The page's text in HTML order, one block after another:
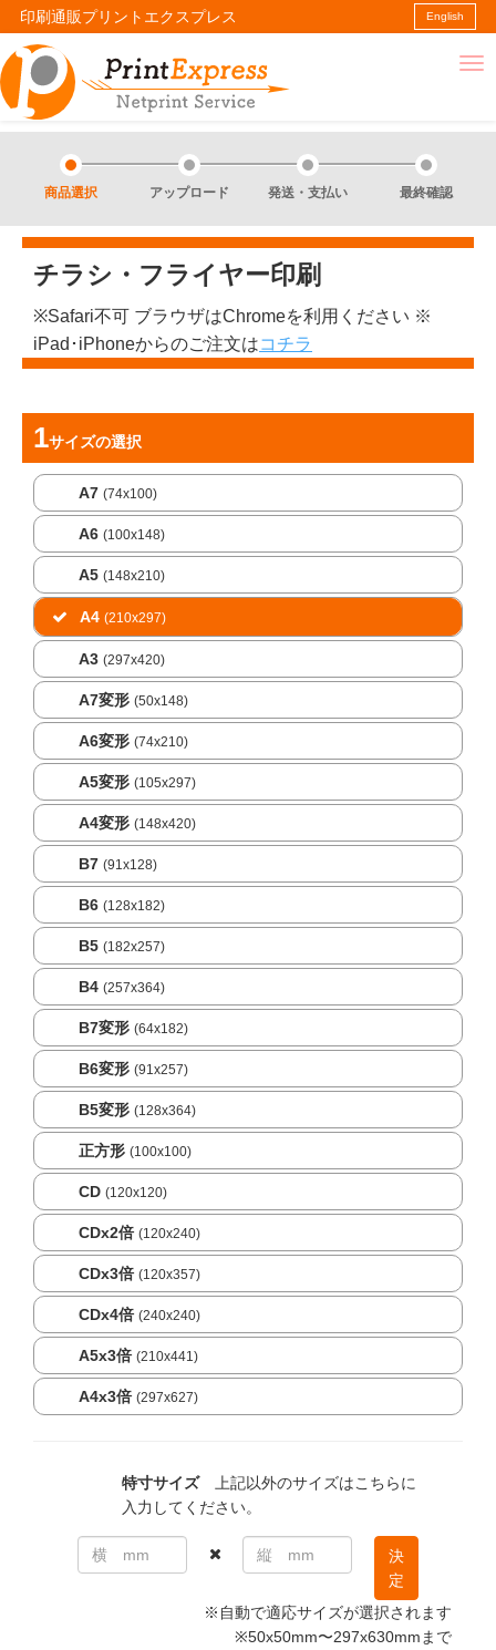
印刷通販プリントエクスプレス English
商品選択 アップロード 発送・支払い 最終確認
チラシ・フライヤー印刷
※Safari不可 ブラウザはChromeを利用ください ※
iPad･iPhoneからのご注文はコチラ
サイズの選択
A7 (74x100)
A6 (100x148)
A5 (148x210)
A4 (210x297)
A3 (297x420)
A7変形 (50x148)
A6変形 (74x210)
A5変形 (105x297)
A4変形 (148x420)
B7 (91x128)
B6 (128x182)
B5 (182x257)
B4 (257x364)
B7変形 (64x182)
B6変形 (91x257)
B5変形 (128x364)
正方形 (100x100)
CD (120x120)
CDx2倍 (120x240)
CDx3倍 (120x357)
CDx4倍 (240x240)
A5x3倍 (210x441)
A4x3倍 (297x627)
特寸サイズ上記以外のサイズはこちらに
入力してください。
決
定
※自動で適応サイズが選択されます
※50x50mm〜297x630mmまで